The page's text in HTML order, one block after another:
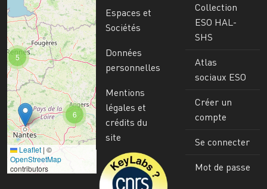
6
5
Leaflet | ©
OpenStreetMap
contributors
Espaces et
Sociétés
Données
personnelles
Mentions
légales et
crédits du
site
Image
Collection
ESO HAL-
SHS
Atlas
sociaux ESO
Créer un
compte
Se connecter
Mot de passe